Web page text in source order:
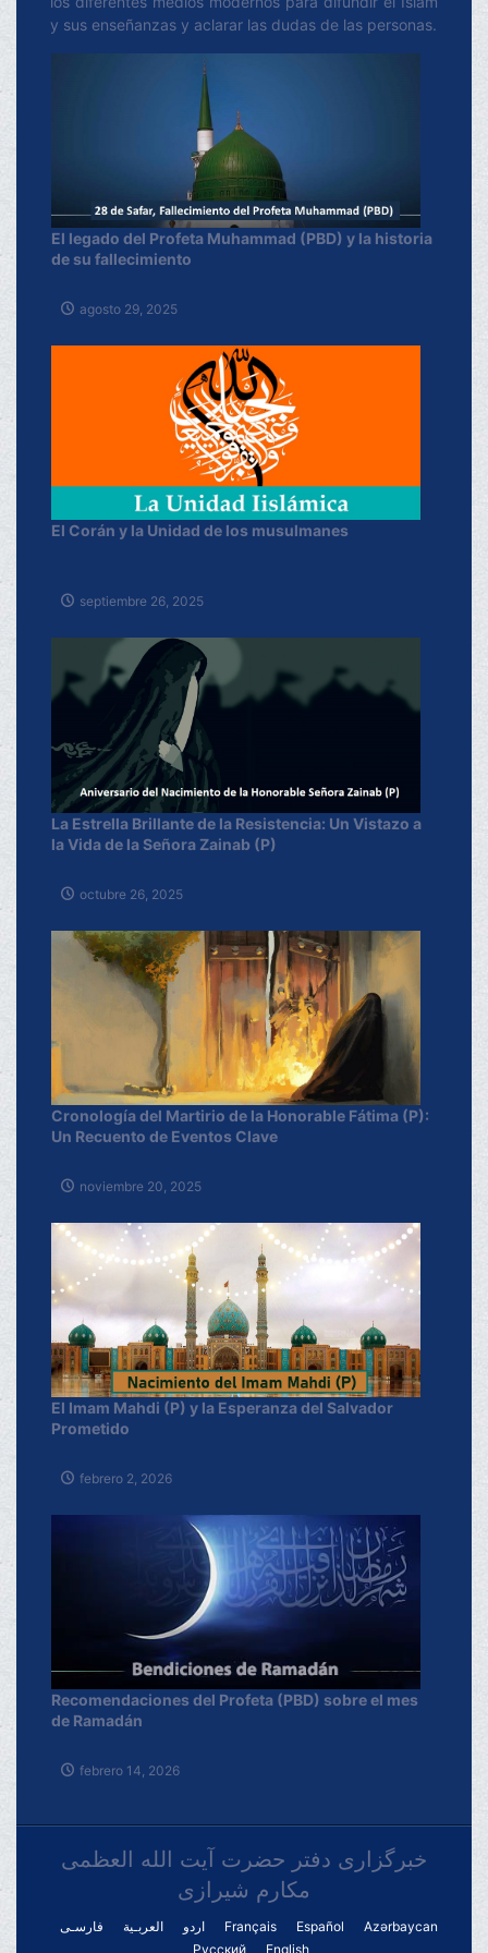
entrelazan la historia de
momentos clave de la
vida de este noble
profeta, ofreciendo una
perspectiva única sobre
y sus enseñanzas y aclarar las dudas de las personas.
El legado del Profeta Muhammad (PBD) y la historia
de su fallecimiento
agosto 29, 2025
El Corán y la Unidad de los musulmanes
septiembre 26, 2025
La Estrella Brillante de la Resistencia: Un Vistazo a
la Vida de la Señora Zainab (P)
octubre 26, 2025
Cronología del Martirio de la Honorable Fátima (P):
Un Recuento de Eventos Clave
noviembre 20, 2025
El Imam Mahdi (P) y la Esperanza del Salvador
Prometido
febrero 2, 2026
Recomendaciones del Profeta (PBD) sobre el mes
de Ramadán
febrero 14, 2026
خبرگزاری دفتر حضرت آیت الله العظمی
مکارم شیرازی
فارسـی العربـیة اردو Français Español
Azərbaycan
Русский
English